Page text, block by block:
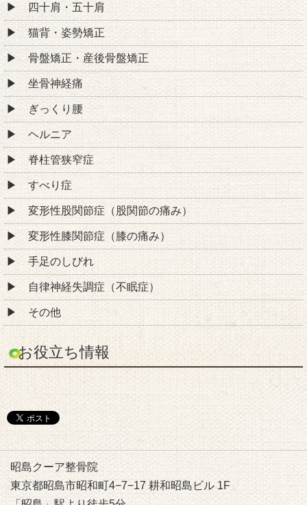
四十肩・五十肩
猫背・姿勢矯正
骨盤矯正・産後骨盤矯正
坐骨神経痛
ぎっくり腰
ヘルニア
脊柱管狭窄症
すべり症
変形性股関節症（股関節の痛み）
変形性膝関節症（膝の痛み）
手足のしびれ
自律神経失調症（不眠症）
その他
お役立ち情報
昭島クーア整骨院
東京都昭島市昭和町4−7−17 耕和昭島ビル 1F